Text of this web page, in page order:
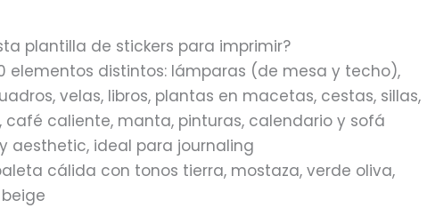
plantilla de stickers para imprimir?
elementos distintos: lámparas (de mesa y techo),
velas, libros, plantas en macetas, cestas, sillas,
café caliente, manta, pinturas, calendario y sofá
aesthetic, ideal para journaling
cálida con tonos tierra, mostaza, verde oliva,